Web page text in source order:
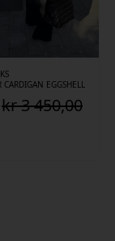
EGGSHELL
kr3 450,00